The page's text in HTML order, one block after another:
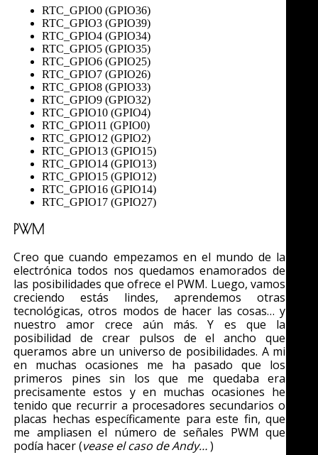
RTC_GPIO0 (GPIO36)
RTC_GPIO3 (GPIO39)
RTC_GPIO4 (GPIO34)
RTC_GPIO5 (GPIO35)
RTC_GPIO6 (GPIO25)
RTC_GPIO7 (GPIO26)
RTC_GPIO8 (GPIO33)
RTC_GPIO9 (GPIO32)
RTC_GPIO10 (GPIO4)
RTC_GPIO11 (GPIO0)
RTC_GPIO12 (GPIO2)
RTC_GPIO13 (GPIO15)
RTC_GPIO14 (GPIO13)
RTC_GPIO15 (GPIO12)
RTC_GPIO16 (GPIO14)
RTC_GPIO17 (GPIO27)
PWM
Creo que cuando empezamos en el mundo de la
electrónica todos nos quedamos enamorados de
las posibilidades que ofrece el PWM. Luego, vamos
creciendo estás lindes, aprendemos otras
tecnológicas, otros modos de hacer las cosas… y
nuestro amor crece aún más. Y es que la
posibilidad de crear pulsos de el ancho que
queramos abre un universo de posibilidades. A mi
en muchas ocasiones me ha pasado que los
primeros pines sin los que me quedaba era
precisamente estos y en muchas ocasiones he
tenido que recurrir a procesadores secundarios o
placas hechas específicamente para este fin, que
me ampliasen el número de señales PWM que
podía hacer (vease el caso de Andy…)